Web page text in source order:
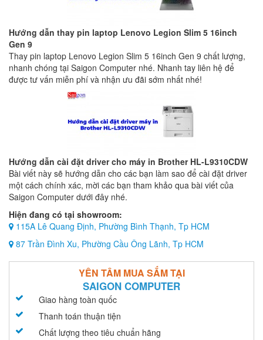
Hướng dẫn thay pin laptop Lenovo Legion Slim 5 16inch
Gen 9
Thay pin laptop Lenovo Legion Slim 5 16inch Gen 9 chất lượng,
nhanh chóng tại Saigon Computer nhé. Nhanh tay liên hệ để
được tư vấn miễn phí và nhận ưu đãi sớm nhất nhé!
Hướng dẫn cài đặt driver cho máy in Brother HL-L9310CDW
Bài viết này sẽ hướng dẫn cho các bạn làm sao để cài đặt driver
một cách chính xác, mời các bạn tham khảo qua bài viết của
Saigon Computer dưới đây nhé.
Hiện đang có tại showroom:
115A Lê Quang Định, Phường Bình Thạnh, Tp HCM
87 Trần Đình Xu, Phường Cầu Ông Lãnh, Tp HCM
YÊN TÂM MUA SẮM TẠI
SAIGON COMPUTER
Giao hàng toàn quốc
Thanh toán thuận tiện
Chất lượng theo tiêu chuẩn hãng